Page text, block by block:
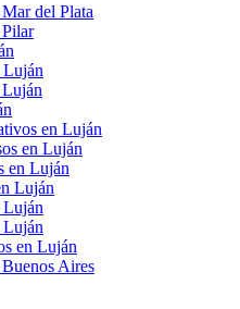
del Plata
Luján
Luján
en Luján
en Luján
en Luján
Luján
Luján
Luján
en Luján
Aires